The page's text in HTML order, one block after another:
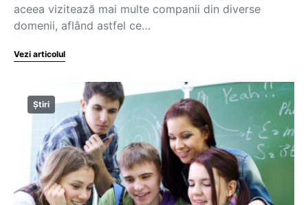
aceea vizitează mai multe companii din diverse
domenii, aflând astfel ce…
Vezi articolul
Știri